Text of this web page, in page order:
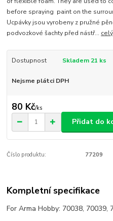
before spraying paint on the
Ucpávky jsou vyrobeny z pružné
podvozkové šachty před nástř...
Dostupnost Skladem 21 ks
Nejsme plátci DPH
80 Kč/ks
Přidat do
Číslo produktu: 77209
Kompletní specifikace
For Arma Hobby: 70038, 70039,